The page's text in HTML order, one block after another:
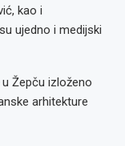
kao i
ujedno i medijski
Žepču izloženo
arhitekture